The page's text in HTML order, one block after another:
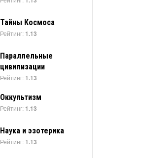
Тайны Космоса
Рейтинг: 1.13
Параллельные
цивилизации
Рейтинг: 1.13
Оккультизм
Рейтинг: 1.13
Наука и эзотерика
Рейтинг: 1.13